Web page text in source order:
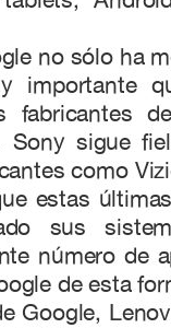
no sólo ha
importante
fabricantes
Sony sigue
como
estas
sus
número de
de esta
Google,